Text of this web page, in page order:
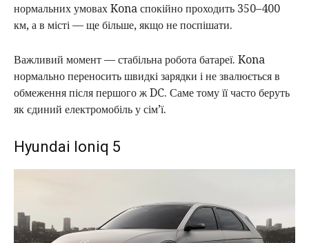
нормальних умовах Kona спокійно проходить 350–400
км, а в місті — ще більше, якщо не поспішати.
Важливий момент — стабільна робота батареї. Kona
нормально переносить швидкі зарядки і не звалюється в
обмеження після першого ж DC. Саме тому її часто беруть
як єдиний електромобіль у сім’ї.
Hyundai Ioniq 5